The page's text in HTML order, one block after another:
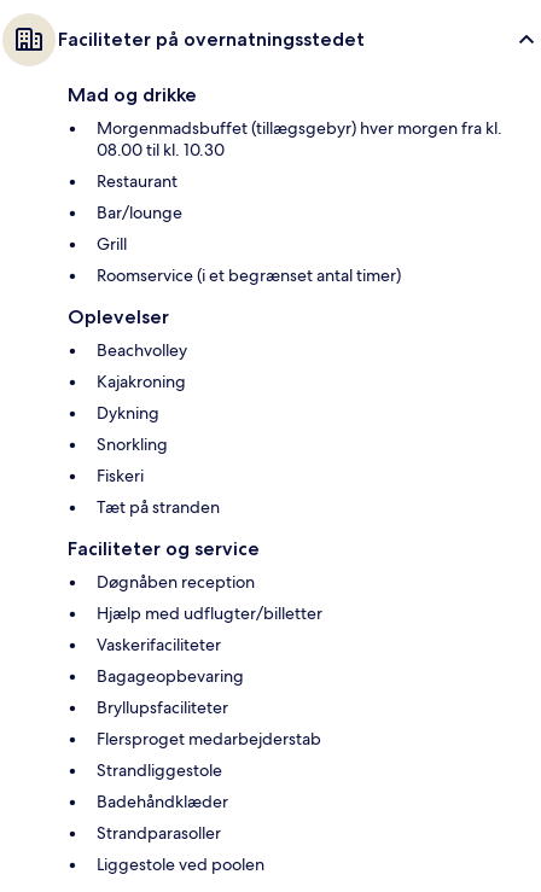
Faciliteter på overnatningsstedet
Mad og drikke
Morgenmadsbuffet (tillægsgebyr) hver morgen fra kl.
08.00 til kl. 10.30
Restaurant
Bar/lounge
Grill
Roomservice (i et begrænset antal timer)
Oplevelser
Beachvolley
Kajakroning
Dykning
Snorkling
Fiskeri
Tæt på stranden
Faciliteter og service
Døgnåben reception
Hjælp med udflugter/billetter
Vaskerifaciliteter
Bagageopbevaring
Bryllupsfaciliteter
Flersproget medarbejderstab
Strandliggestole
Badehåndklæder
Strandparasoller
Liggestole ved poolen